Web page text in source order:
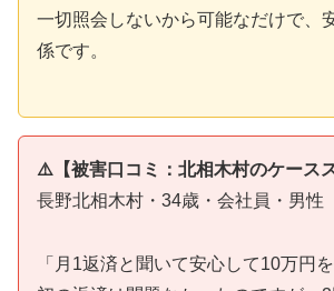
一切照会しないから可能なだけで、
係です。
⚠️【被害口コミ：北相木村のケース
長野北相木村・34歳・会社員・男性
「月1返済と聞いて安心して10万円